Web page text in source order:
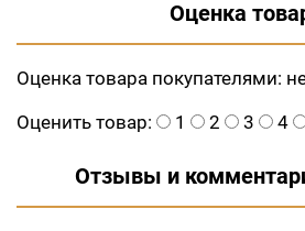
Оценка
Оценка товара покупателями:
Оценить товар:
1 2 3 4
Отзывы и